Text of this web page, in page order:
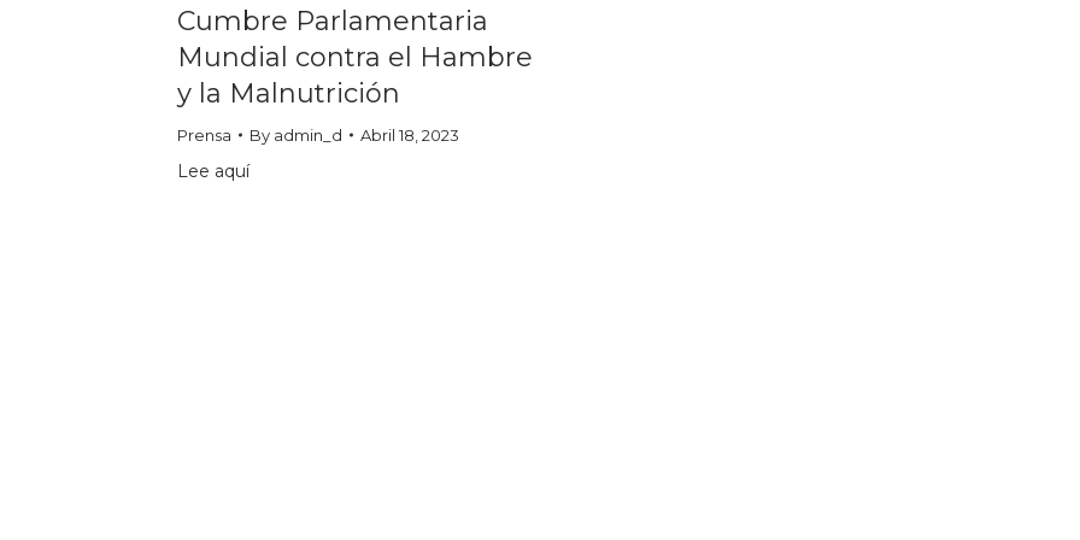
Cumbre Parlamentaria
Mundial contra el Hambre
y la Malnutrición
Prensa By admin_d Abril 18, 2023
Lee aquí